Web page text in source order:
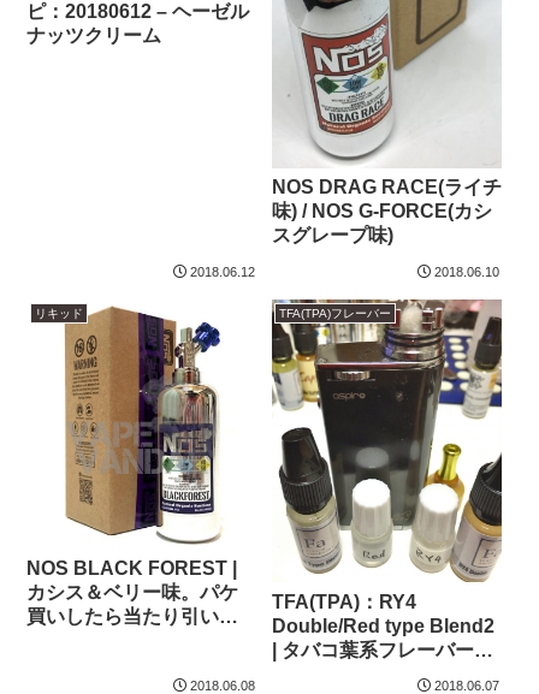
ピ：20180612 – ヘーゼル
ナッツクリーム
2018.06.12
NOS DRAG RACE(ライチ
味) / NOS G-FORCE(カシ
スグレープ味)
2018.06.10
リキッド
NOS BLACK FOREST |
カシス＆ベリー味。パケ
買いしたら当たり引いた
2018.06.08
TFA(TPA)フレーバー
TFA(TPA)：RY4
Double/Red type Blend2
| タバコ葉系フレーバー2
2018.06.07